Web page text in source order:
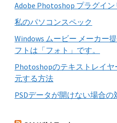
Adobe Photoshop プラグイン
私のパソコンスペック
Windows ムービー メーカー
フトは「フォト」です。
Photoshopのテキストレイ
元する方法
PSDデータが開けない場合の